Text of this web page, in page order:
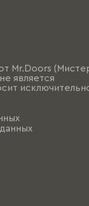
Mr.Doors
является